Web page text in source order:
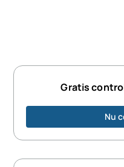
Gratis
Nu